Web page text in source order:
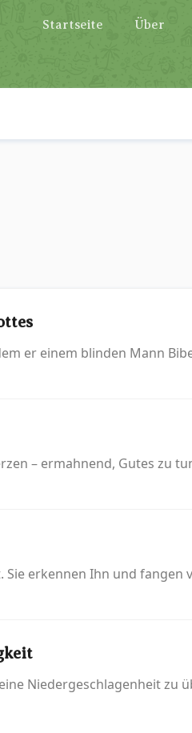
Startseite Über
er einem blinden Mann
– ermahnend, Gutes zu
Sie erkennen Ihn und
Niedergeschlagenheit zu